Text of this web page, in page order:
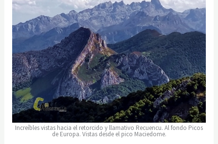
Increíbles vistas hacia el retorcido y llamativo Recuencu. Al fondo Picos
de Europa. Vistas desde el pico Maciedome.